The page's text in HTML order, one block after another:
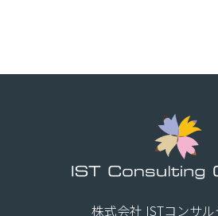
株式会社 ISTコンサ